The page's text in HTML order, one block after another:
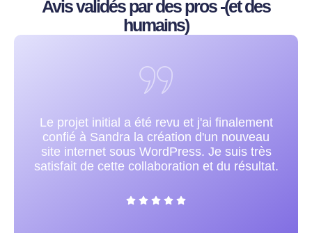
Avis validés par des pros -(et des
humains)
Sandra est très compétente et très
respectueuse de manière générale et
précisément dans l'exécution. Je la
recommande vivement !